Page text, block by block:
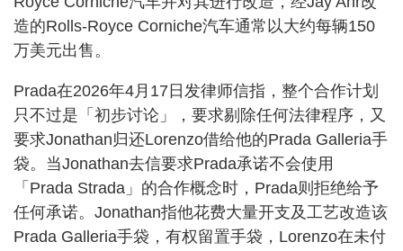
造的Rolls-Royce Corniche汽车通常以大约每辆150
万美元出售。
Prada在2026年4月17日发律师信指，整个合作计划
只不过是「初步讨论」，要求剔除任何法律程序，又
要求Jonathan归还Lorenzo借给他的Prada Galleria手
袋。当Jonathan去信要求Prada承诺不会使用
「Prada Strada」的合作概念时，Prada则拒绝给予
任何承诺。Jonathan指他花费大量开支及工艺改造该
Prada Galleria手袋，有权留置手袋，Lorenzo在未付